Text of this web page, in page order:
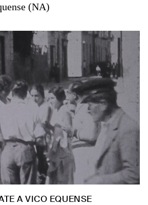
(NA)
A VICO EQUENSE